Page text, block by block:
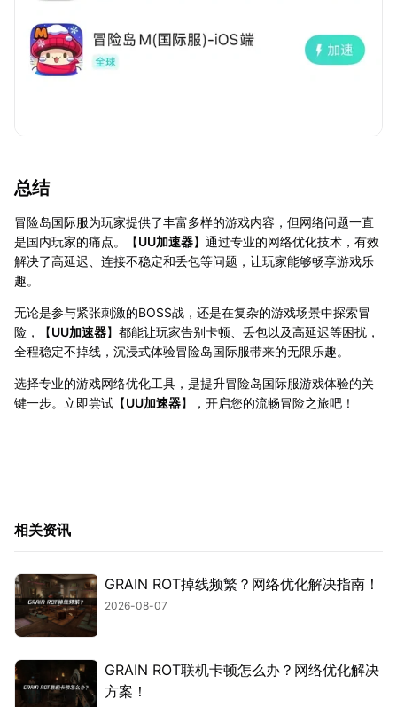
总结
冒险岛国际服为玩家提供了丰富多样的游戏内容，但网络问题一直
是国内玩家的痛点。【UU加速器】通过专业的网络优化技术，有效
解决了高延迟、连接不稳定和丢包等问题，让玩家能够畅享游戏乐
趣。
无论是参与紧张刺激的BOSS战，还是在复杂的游戏场景中探索冒
险，【UU加速器】都能让玩家告别卡顿、丢包以及高延迟等困扰，
全程稳定不掉线，沉浸式体验冒险岛国际服带来的无限乐趣。
选择专业的游戏网络优化工具，是提升冒险岛国际服游戏体验的关
键一步。立即尝试【UU加速器】，开启您的流畅冒险之旅吧！
相关资讯
GRAIN ROT掉线频繁？网络优化解决指南！
2026-08-07
GRAIN ROT联机卡顿怎么办？网络优化解决
方案！